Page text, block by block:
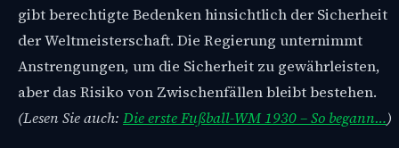
gibt berechtigte Bedenken hinsichtlich der Sicherheit
der Weltmeisterschaft. Die Regierung unternimmt
Anstrengungen, um die Sicherheit zu gewährleisten,
aber das Risiko von Zwischenfällen bleibt bestehen.
(Lesen Sie auch: Die erste Fußball-WM 1930 – So begann…)